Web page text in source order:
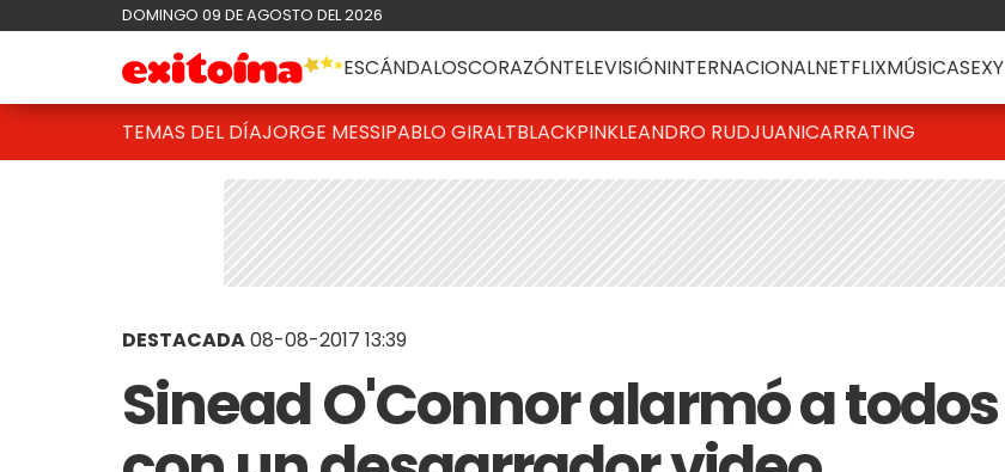
DOMINGO 09 DE AGOSTO DEL 2026
ESCÁNDALOSCORAZÓNTELEVISIÓNINTERNACIONALNETFLIXMÚSICASEXY
TEMAS DEL DÍAJORGE MESSIPABLO GIRALTBLACKPINKLEANDRO RUDJUANICARRATING
DESTACADA08-08-2017 13:39
Sinead O'Connor alarmó a todos